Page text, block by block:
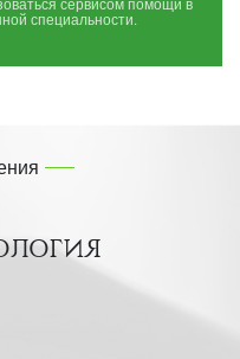
сервисом помощи в
специальности.